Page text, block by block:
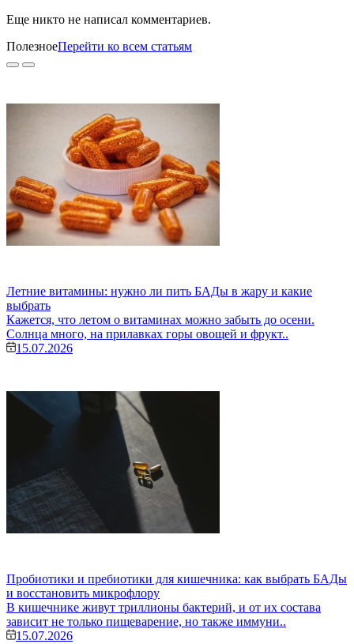
Еще никто не написал комментариев.
ПолезноеПерейти ко всем статьям
Летние витамины: нужно ли пить БАДы в жару и какие
выбрать
Кажется, что летом о витаминах можно забыть до осени.
Солнца много, на прилавках горы овощей и фрукт..
15.07.2026
Пробиотики и пребиотики для кишечника: как выбрать БАДы
и восстановить микрофлору
В кишечнике живут триллионы бактерий, и от их состава
зависит не только пищеварение, но также иммуни..
15.07.2026